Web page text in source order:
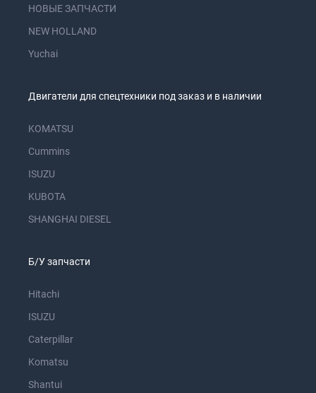
НОВЫЕ ЗАПЧАСТИ
NEW HOLLAND
Yuchai
Двигатели для спецтехники под заказ и в наличии
KOMATSU
Cummins
ISUZU
KUBOTA
SHANGHAI DIESEL
Б/У запчасти
Hitachi
ISUZU
Caterpillar
Komatsu
Shantui